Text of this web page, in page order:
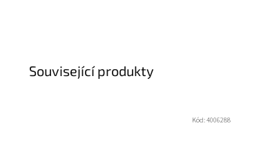
Související produkty
Kód:4006288